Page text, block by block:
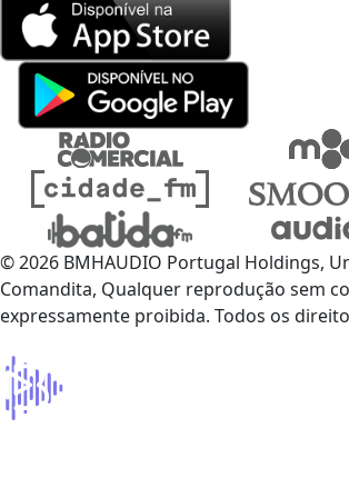
© 2026 BMHAUDIO Portugal Holdings,
Comandita, Qualquer reprodução sem
expressamente proibida. Todos os